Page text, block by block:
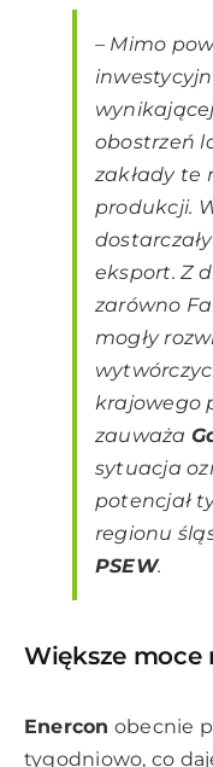
– Mimo
obostrzeń
zakłady te
produkcji.
eksport. Z
zarówno
mogły
krajowego
zauważa
sytuacja
potencjał
regionu
PSEW.
Większe moce
Enercon obecnie
tygodniowo, co